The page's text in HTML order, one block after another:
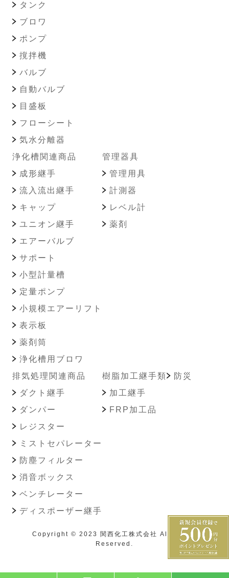
タンク
ブロワ
ポンプ
撹拌機
バルブ
自動バルブ
目盛板
フローシート
気水分離器
浄化槽関連商品
成形継手
流入流出継手
キャップ
ユニオン継手
エアーバルブ
サポート
小型計量槽
定量ポンプ
小規模エアーリフト
表示板
薬剤筒
浄化槽用ブロワ
管理器具
管理用具
計測器
レベル計
薬剤
排気処理関連商品
ダクト継手
ダンパー
レジスター
ミストセパレーター
防塵フィルター
消音ボックス
ベンチレーター
樹脂加工継手類
加工継手
FRP加工品
防災
ディスポーザー継手
Copyright © 2023 関西化工株式会社 All Rights
Reserved.